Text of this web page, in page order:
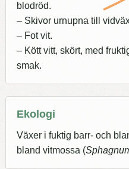
blodröd.
– Skivor urnupna till
– Fot vit.
– Kött vitt, skört, med
smak.
Ekologi
Växer i fuktig barr- och
bland vitmossa (